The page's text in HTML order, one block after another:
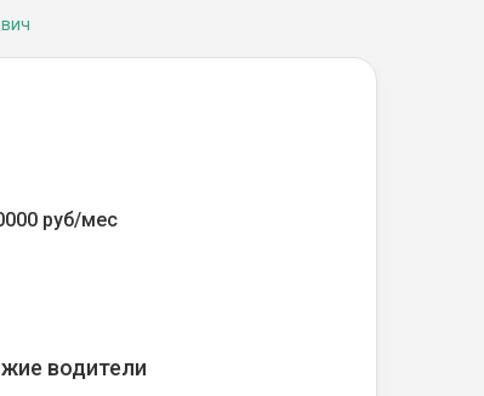
руб/мес
водители